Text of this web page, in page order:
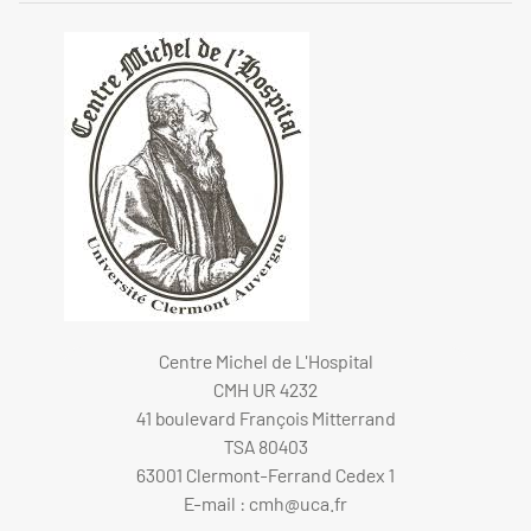
Centre Michel de L'Hospital
CMH UR 4232
41 boulevard François Mitterrand
TSA 80403
63001 Clermont-Ferrand Cedex 1
E-mail : cmh@uca.fr